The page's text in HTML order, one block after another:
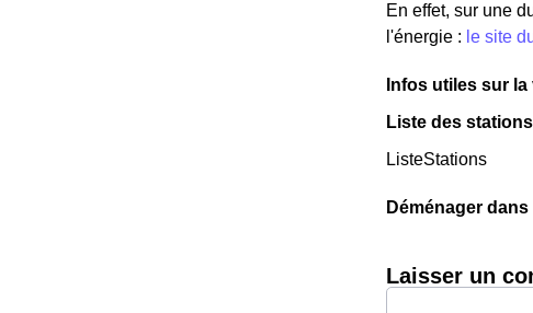
En effet, sur une
l'énergie : le site
Infos utiles sur
Liste des
ListeStations
Déménager
Laisser un